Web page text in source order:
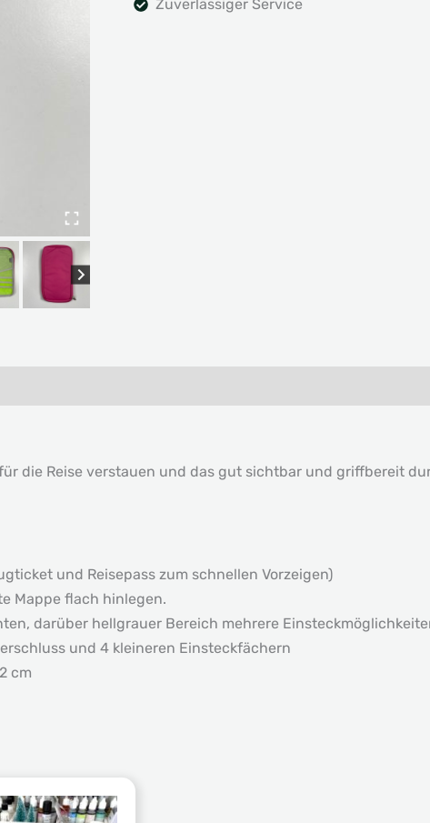
Zuverlässiger Service
die Reise verstauen und das gut sichtbar und griffbereit
und Reisepass zum schnellen Vorzeigen)
Mappe flach hinlegen.
darüber hellgrauer Bereich mehrere
und 4 kleineren Einsteckfächern
cm